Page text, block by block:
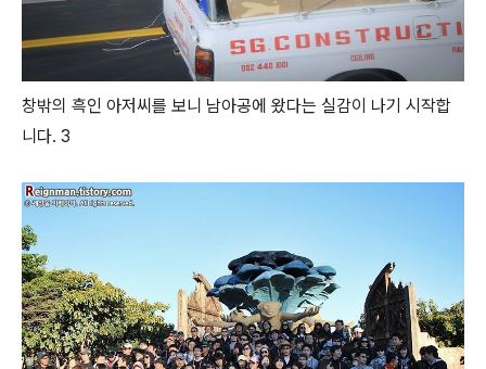
창밖의 흑인 아저씨를 보니 남아공에 왔다는 실감이 나기 시작합
니다. 3